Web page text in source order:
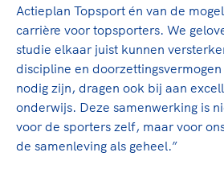
Actieplan Topsport én van de
carrière voor topsporters. We
studie elkaar juist kunnen
discipline en
nodig zijn, dragen ook bij aan
onderwijs. Deze samenwerking is
voor de sporters zelf, maar voor
de samenleving als geheel.”